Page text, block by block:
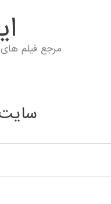
مرجع فیلم